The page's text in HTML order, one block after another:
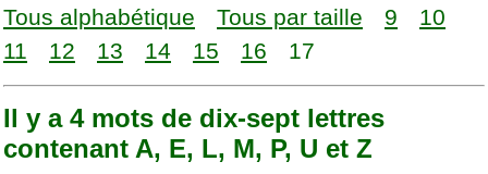
Tous alphabétique Tous par taille 9
10
11
12 13 14 15 16 17
Il y a 4 mots de dix-sept lettres
contenant A, E, L, M, P, U et Z